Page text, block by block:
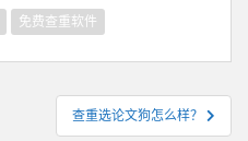
免费查重软件
查重选论文狗怎么样？